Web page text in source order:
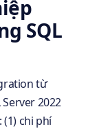
SQL
từ
2022
chi phí